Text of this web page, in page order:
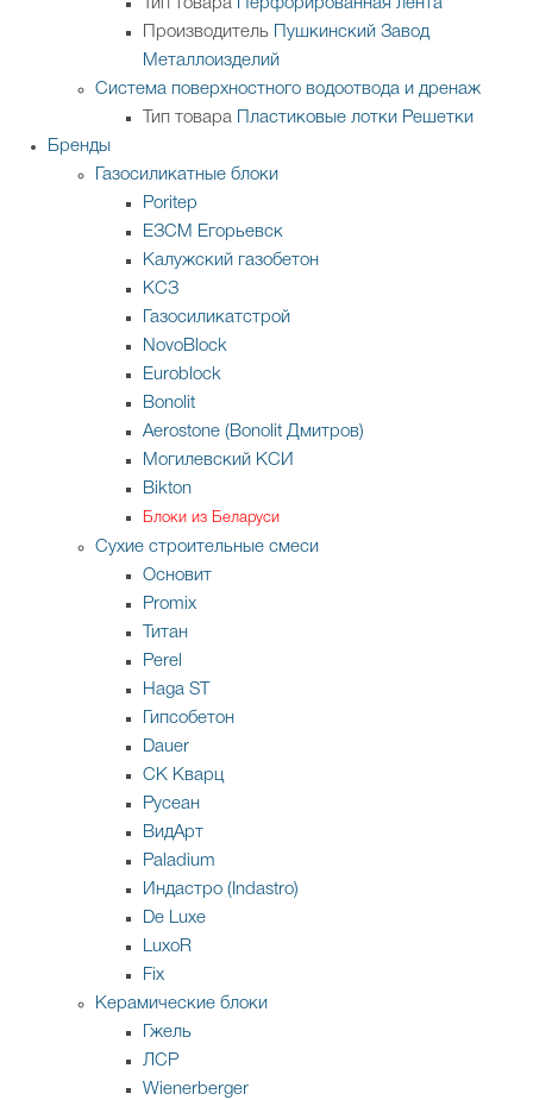
Тип товара
Перфорированная лента
Производитель
Пушкинский Завод
Металлоизделий
Система поверхностного водоотвода и дренаж
Тип товара
Пластиковые лотки Решетки
Бренды
Газосиликатные блоки
Poritep
ЕЗСМ Егорьевск
Калужский газобетон
КСЗ
Газосиликатстрой
NovoBlock
Euroblock
Bonolit
Aerostone (Bonolit Дмитров)
Могилевский КСИ
Bikton
Блоки из Беларуси
Сухие строительные смеси
Основит
Promix
Титан
Perel
Haga ST
Гипсобетон
Dauer
СК Кварц
Русеан
ВидАрт
Paladium
Индастро (Indastro)
De Luxe
LuxoR
Fix
Керамические блоки
Гжель
ЛСР
Wienerberger